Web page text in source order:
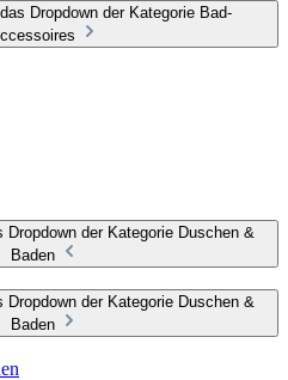
Dropdown der Kategorie Bad-
der Kategorie Duschen &
Baden
der Kategorie Duschen &
Baden